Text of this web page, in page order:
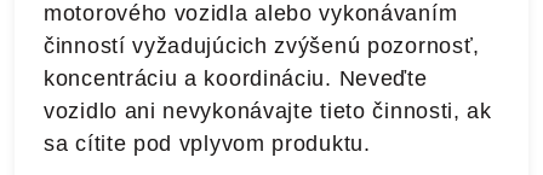
motorového vozidla alebo vykonávaním
činností vyžadujúcich zvýšenú pozornosť,
koncentráciu a koordináciu. Neveďte
vozidlo ani nevykonávajte tieto činnosti, ak
sa cítite pod vplyvom produktu.